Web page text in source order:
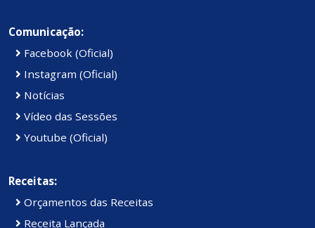
Comunicação:
Facebook (Oficial)
Instagram (Oficial)
Notícias
Vídeo das Sessões
Youtube (Oficial)
Receitas:
Orçamentos das Receitas
Receita Lançada